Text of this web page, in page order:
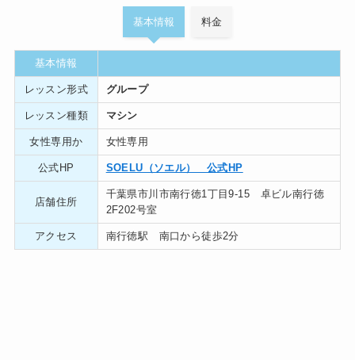
基本情報 料金
基本情報
レッスン形式 グループ
レッスン種類 マシン
女性専用か 女性専用
公式HP SOELU（ソエル） 公式HP
店舗住所
千葉県市川市南行徳1丁目9-15 卓ビル南行徳
2F202号室
アクセス 南行徳駅 南口から徒歩2分